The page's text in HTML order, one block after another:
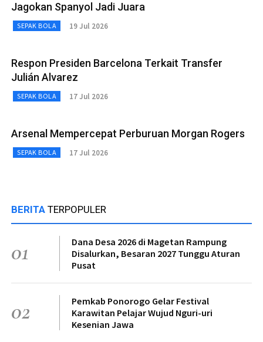
Jagokan Spanyol Jadi Juara
SEPAK BOLA 19 Jul 2026
Respon Presiden Barcelona Terkait Transfer
Julián Alvarez
SEPAK BOLA 17 Jul 2026
Arsenal Mempercepat Perburuan Morgan Rogers
SEPAK BOLA 17 Jul 2026
BERITA TERPOPULER
01
Dana Desa 2026 di Magetan Rampung
Disalurkan, Besaran 2027 Tunggu Aturan
Pusat
02
Pemkab Ponorogo Gelar Festival
Karawitan Pelajar Wujud Nguri-uri
Kesenian Jawa